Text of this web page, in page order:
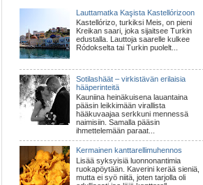
Lauttamatka Kaşista Kastellórizoon
Kastellórizo, turkiksi Meis, on pieni
Kreikan saari, joka sijaitsee Turkin
edustalla. Lauttoja saarelle kulkee
Ródokselta tai Turkin puolelt...
Sotilashäät – virkistävän erilaisia
hääperinteitä
Kauniina heinäkuisena lauantaina
pääsin leikkimään virallista
hääkuvaajaa serkkuni mennessä
naimisiin. Samalla pääsin
ihmettelemään paraat...
Kermainen kanttarellimuhennos
Lisää syksyisiä luonnonantimia
ruokapöytään. Kaverini kerää sieniä,
mutta ei syö niitä, joten tarjolla oli